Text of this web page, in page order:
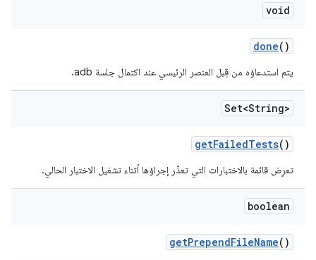
void
done()
يتم استدعاؤه من قِبل العنصر الرئيسي عند اكتمال جلسة adb.
Set<String>
getFailedTests()
تعرِض قائمة بالاختبارات التي تعذّر إجراؤها أثناء تشغيل الاختبار الحالي.
boolean
getPrependFileName()